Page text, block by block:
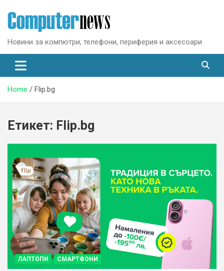
content
Новини за компютри, телефони, периферия и аксесоари
Home Flip.bg
Етикет: Flip.bg
ЛАПТОПИ СМАРТФОНИ